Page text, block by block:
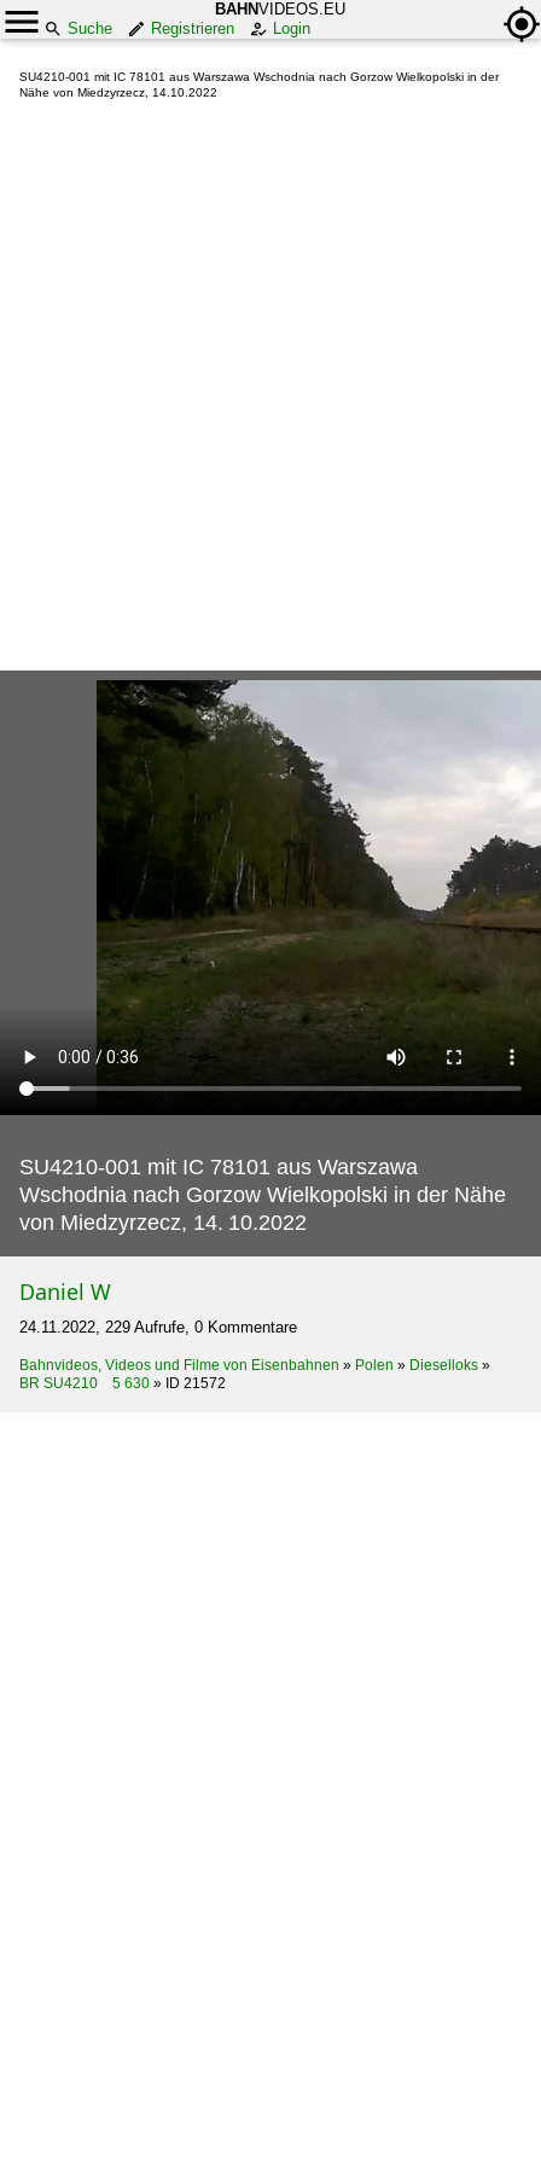
BAHNVIDEOS.EU
Suche
Registrieren Login
SU4210-001 mit IC 78101 aus Warszawa Wschodnia nach Gorzow Wielkopolski in der
Nähe von Miedzyrzecz, 14.10.2022
SU4210-001 mit IC 78101 aus Warszawa
Wschodnia nach Gorzow Wielkopolski in der Nähe
von Miedzyrzecz, 14. 10.2022
Daniel W
24.11.2022, 229 Aufrufe, 0 Kommentare
Bahnvideos, Videos und Filme von Eisenbahnen » Polen » Dieselloks »
BR SU4210 5 630 » ID 21572